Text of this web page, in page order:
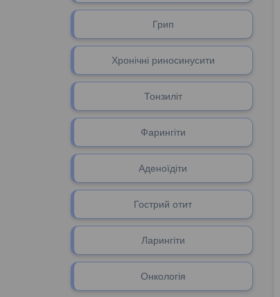
Грип
Хронічні риносинусити
Тонзиліт
Фарингіти
Аденоїдіти
Гоcтрий отит
Ларингіти
Онкологія